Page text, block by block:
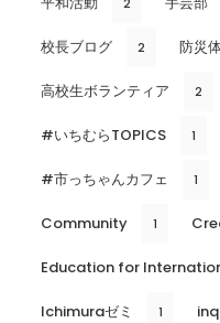
校長ブログ 2 防災
高校生ボランティア 2
#いちむらTOPICS 1
#市っちゃんカフェ 1
Community 1
Education for
Ichimuraゼミ 1